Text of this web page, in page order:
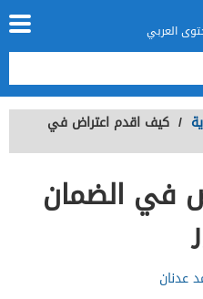
العربي
/ كيف اقدم اعتراض في
في الضمان
عدنان